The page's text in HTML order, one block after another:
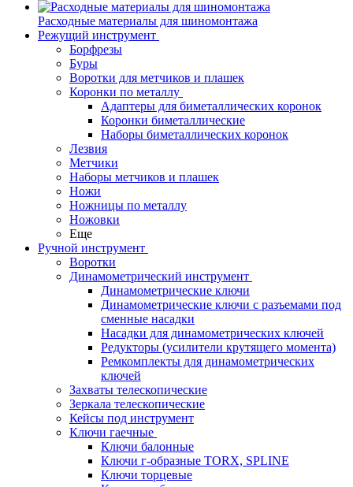
Расходные материалы для шиномонтажа
Режущий инструмент
Борфрезы
Буры
Воротки для метчиков и плашек
Коронки по металлу
Адаптеры для биметаллических коронок
Коронки биметаллические
Наборы биметаллических коронок
Лезвия
Метчики
Наборы метчиков и плашек
Ножи
Ножницы по металлу
Ножовки
Еще
Ручной инструмент
Воротки
Динамометрический инструмент
Динамометрические ключи
Динамометрические ключи с разъемами под
сменные насадки
Насадки для динамометрических ключей
Редукторы (усилители крутящего момента)
Ремкомплекты для динамометрических
ключей
Захваты телескопические
Зеркала телескопические
Кейсы под инструмент
Ключи гаечные
Ключи балонные
Ключи г-образные TORX, SPLINE
Ключи торцевые